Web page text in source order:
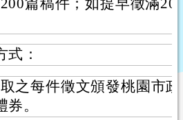
篇稿件；如提早徵滿
式：
之每件徵文頒發桃園市
券。